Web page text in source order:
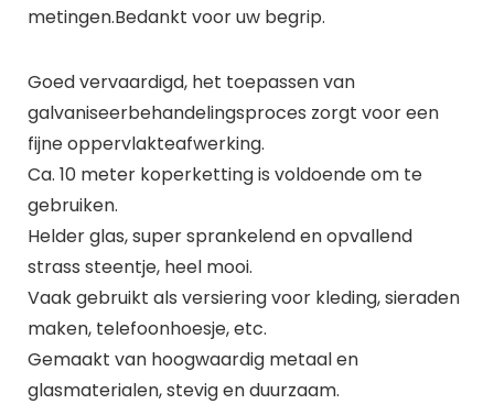
metingen.Bedankt voor uw begrip.
Goed vervaardigd, het toepassen van
galvaniseerbehandelingsproces zorgt voor een
fijne oppervlakteafwerking.
Ca. 10 meter koperketting is voldoende om te
gebruiken.
Helder glas, super sprankelend en opvallend
strass steentje, heel mooi.
Vaak gebruikt als versiering voor kleding, sieraden
maken, telefoonhoesje, etc.
Gemaakt van hoogwaardig metaal en
glasmaterialen, stevig en duurzaam.